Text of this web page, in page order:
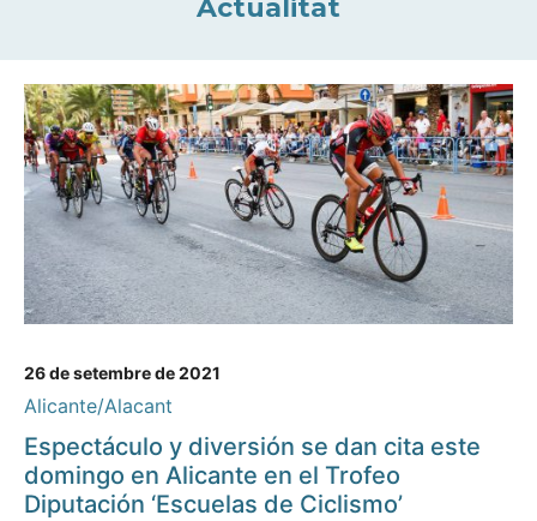
Actualitat
26 de setembre de 2021
Alicante/Alacant
Espectáculo y diversión se dan cita este
domingo en Alicante en el Trofeo
Diputación ‘Escuelas de Ciclismo’